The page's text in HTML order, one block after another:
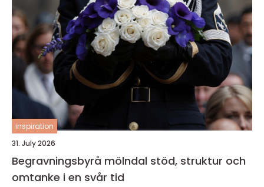
inspiration
31. July 2026
Begravningsbyrå mölndal stöd, struktur och
omtanke i en svår tid